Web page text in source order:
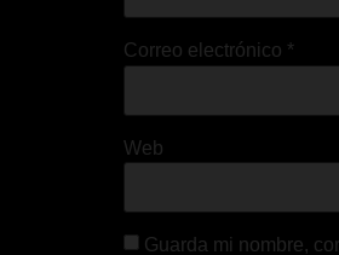
Correo electrónico *
Web
Guarda mi nombre,